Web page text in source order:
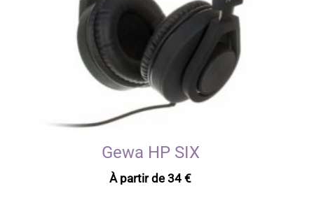
Gewa HP SIX
À partir de 34€